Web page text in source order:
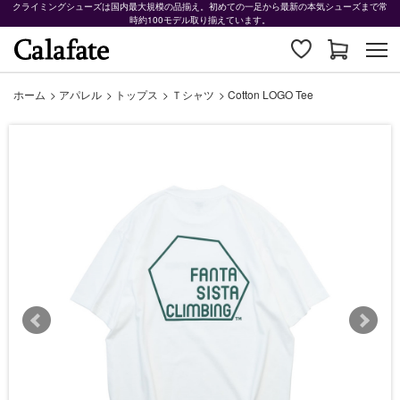
クライミングシューズは国内最大規模の品揃え。初めての一足から最新の本気シューズまで常
時約100モデル取り揃えています。
ホーム > アパレル > トップス > Ｔシャツ > Cotton LOGO Tee